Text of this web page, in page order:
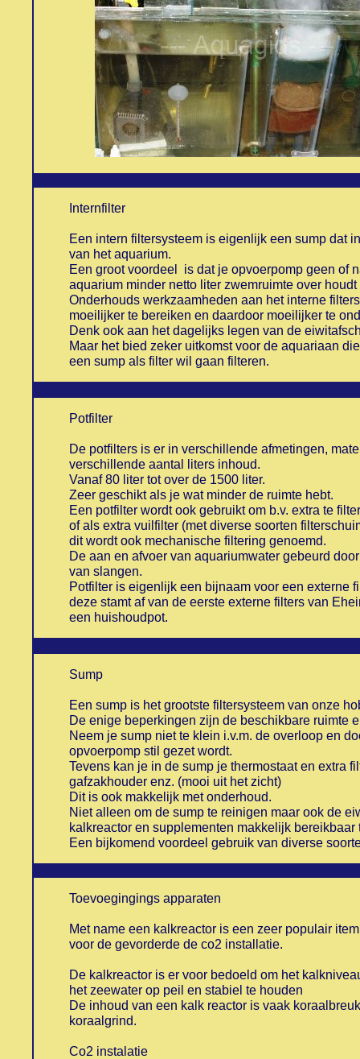
Internfilter
Een intern filtersysteem is eigenlijk een sump dat
van het aquarium.
Een groot voordeel is dat je opvoerpomp geen of
aquarium minder netto liter zwemruimte over
Onderhouds werkzaamheden aan het interne
moeilijker te bereiken en daardoor moeilijker te
Denk ook aan het dagelijks legen van de
Maar het bied zeker uitkomst voor de aquariaan
een sump als filter wil gaan filteren.
Potfilter
De potfilters is er in verschillende afmetingen,
verschillende aantal liters inhoud.
Vanaf 80 liter tot over de 1500 liter.
Zeer geschikt als je wat minder de ruimte hebt.
Een potfilter wordt ook gebruikt om b.v. extra te
of als extra vuilfilter (met diverse soorten
dit wordt ook mechanische filtering genoemd.
De aan en afvoer van aquariumwater gebeurd
van slangen.
Potfilter is eigenlijk een bijnaam voor een externe
deze stamt af van de eerste externe filters van
een huishoudpot.
Sump
Een sump is het grootste filtersysteem van onze
De enige beperkingen zijn de beschikbare ruimte
Neem je sump niet te klein i.v.m. de overloop en
opvoerpomp stil gezet wordt.
Tevens kan je in de sump je thermostaat en extra
gafzakhouder enz. (mooi uit het zicht)
Dit is ook makkelijk met onderhoud.
Niet alleen om de sump te reinigen maar ook de
kalkreactor en supplementen makkelijk bereikbaar
Een bijkomend voordeel gebruik van diverse
Toevoegingings apparaten
Met name een kalkreactor is een zeer populair
voor de gevorderde de co2 installatie.
De kalkreactor is er voor bedoeld om het
het zeewater op peil en stabiel te houden
De inhoud van een kalk reactor is vaak
koraalgrind.
Co2 instalatie